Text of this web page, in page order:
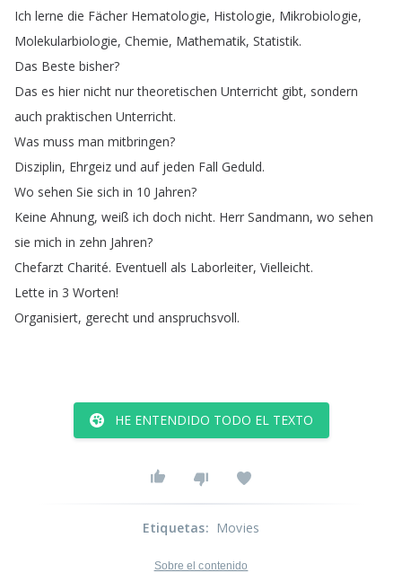
Ich lerne die Fächer Hematologie, Histologie, Mikrobiologie,
Molekularbiologie, Chemie, Mathematik, Statistik.
Das Beste bisher?
Das es hier nicht nur theoretischen Unterricht gibt, sondern
auch praktischen Unterricht.
Was muss man mitbringen?
Disziplin, Ehrgeiz und auf jeden Fall Geduld.
Wo sehen Sie sich in 10 Jahren?
Keine Ahnung, weiß ich doch nicht. Herr Sandmann, wo sehen
sie mich in zehn Jahren?
Chefarzt Charité. Eventuell als Laborleiter, Vielleicht.
Lette in 3 Worten!
Organisiert, gerecht und anspruchsvoll.
HE ENTENDIDO TODO EL TEXTO
Etiquetas: Movies
Sobre el contenido